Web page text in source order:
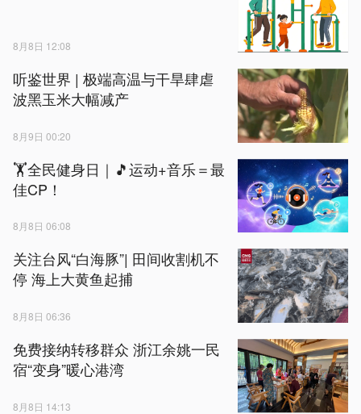
8月8日 12:08
听鉴世界 | 极端高温与干旱肆虐
波黑玉米大幅减产
8月9日 00:20
🏋全民健身日｜🎵运动+音乐＝最
佳CP！
8月8日 06:08
关注台风“白海豚”| 田间收割机不
停 海上大黄鱼起捕
8月8日 06:36
免费接纳转移群众 浙江余姚一民
宿“变身”暖心港湾
8月8日 14:13